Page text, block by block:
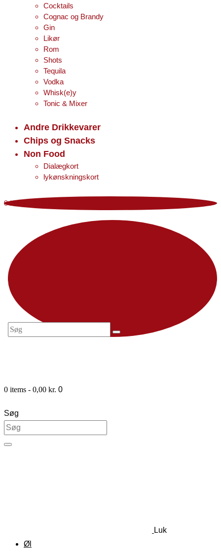
Cocktails
Cognac og Brandy
Gin
Likør
Rom
Shots
Tequila
Vodka
Whisk(e)y
Tonic & Mixer
Andre Drikkevarer
Chips og Snacks
Non Food
Dialægkort
lykønskningskort
0 items
0 items - 0,00 kr. 0
Søg
Luk
Øl